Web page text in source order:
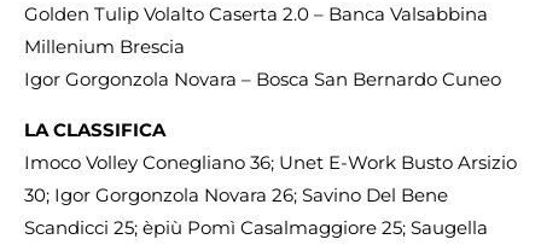
Golden Tulip Volalto Caserta 2.0 – Banca Valsabbina
Millenium Brescia
Igor Gorgonzola Novara – Bosca San Bernardo Cuneo
LA CLASSIFICA
Imoco Volley Conegliano 36; Unet E-Work Busto Arsizio
30; Igor Gorgonzola Novara 26; Savino Del Bene
Scandicci 25; èpiù Pomì Casalmaggiore 25; Saugella